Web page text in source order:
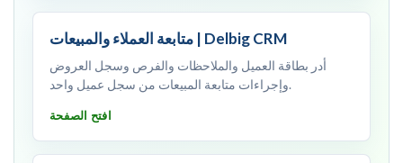
متابعة العملاء والمبيعات | Delbig CRM
أدر بطاقة العميل والملاحظات والفرص وسجل العروض
وإجراءات متابعة المبيعات من سجل عميل واحد.
افتح الصفحة